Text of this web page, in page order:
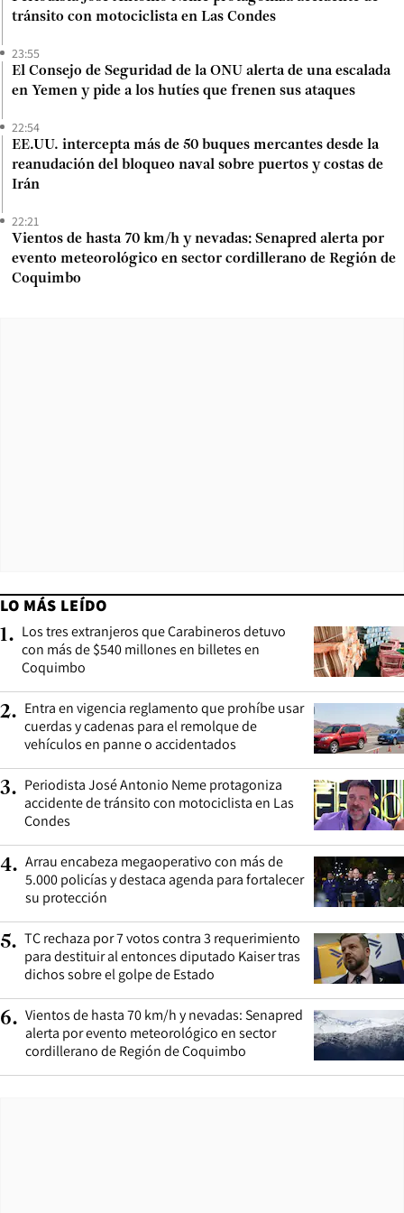
tránsito con motociclista en Las Condes
23:55
El Consejo de Seguridad de la ONU alerta de una escalada
en Yemen y pide a los hutíes que frenen sus ataques
22:54
EE.UU. intercepta más de 50 buques mercantes desde la
reanudación del bloqueo naval sobre puertos y costas de
Irán
22:21
Vientos de hasta 70 km/h y nevadas: Senapred alerta por
evento meteorológico en sector cordillerano de Región de
Coquimbo
LO MÁS LEÍDO
1. Los tres extranjeros que Carabineros detuvo
con más de $540 millones en billetes en
Coquimbo
2. Entra en vigencia reglamento que prohíbe usar
cuerdas y cadenas para el remolque de
vehículos en panne o accidentados
3. Periodista José Antonio Neme protagoniza
accidente de tránsito con motociclista en Las
Condes
4. Arrau encabeza megaoperativo con más de
5.000 policías y destaca agenda para fortalecer
su protección
5. TC rechaza por 7 votos contra 3 requerimiento
para destituir al entonces diputado Kaiser tras
dichos sobre el golpe de Estado
6. Vientos de hasta 70 km/h y nevadas: Senapred
alerta por evento meteorológico en sector
cordillerano de Región de Coquimbo